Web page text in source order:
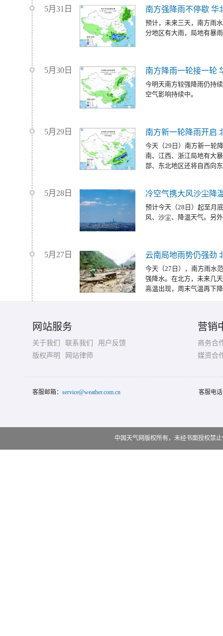
5月31日 南方强降雨不停歇 华
预计，未来三天，南方雨
分地区有大雨，局地有暴
5月30日 南方降雨一轮接一轮
今明天南方较强降雨仍持
空气影响持续中。
5月29日 南方新一轮降雨开启
今天（29日）南方新一轮
南、江西、浙江局地有大
部、东北地区还将自西向
5月28日 冷空气携大风沙尘降
预计今天（28日）起至月
风、沙尘、降温天气。另
5月27日 云南局地雨势仍强劲
今天（27日），南方雨水
强降水。在北方，未来几
高温出现，周末气温再下
网站服务
关于我们 联系我们
用户反馈
版权声明
网站律师
营销
商务合
媒资合
客服邮箱： service@weather.com.cn 客服电
中国天气网版权所有，未经书面授权